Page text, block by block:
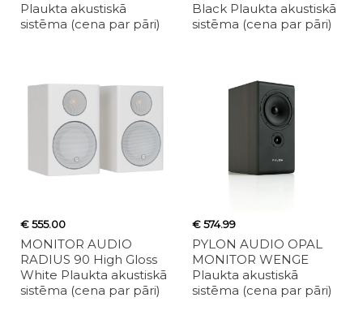
Plaukta akustiskā
sistēma (cena par pāri)
Black Plaukta akustiskā
sistēma (cena par pāri)
€ 555.00
MONITOR AUDIO
RADIUS 90 High Gloss
White Plaukta akustiskā
sistēma (cena par pāri)
€ 574.99
PYLON AUDIO OPAL
MONITOR WENGE
Plaukta akustiskā
sistēma (cena par pāri)